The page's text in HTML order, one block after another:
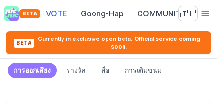
BETA VOTE Goong-Hap COMMUNITY🇹🇭
BETA
Currently in exclusive open beta. Official service coming
soon.
การออกเสียง รางวัล สื่อ การเติมขนม